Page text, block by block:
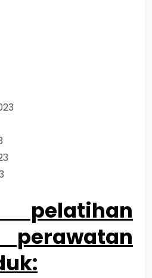
perawatan
: